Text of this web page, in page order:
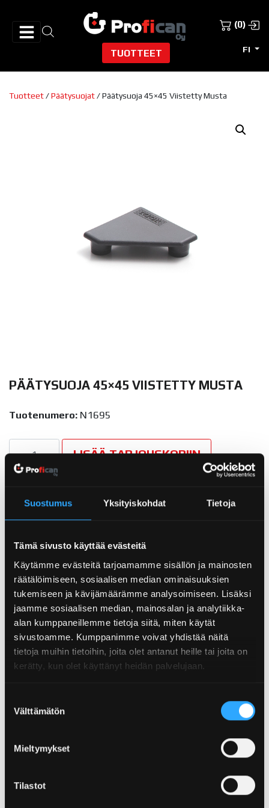
Suostumus Yksityiskohdat Tietoja
Tämä sivusto käyttää evästeitä
Käytämme evästeitä tarjoamamme sisällön ja mainosten
räätälöimiseen, sosiaalisen median ominaisuuksien
tukemiseen ja kävijämäärämme analysoimiseen. Lisäksi
jaamme sosiaalisen median, mainosalan ja analytiikka-
alan kumppaneillemme tietoja siitä, miten käytät
sivustoamme. Kumppanimme voivat yhdistää näitä
tietoja muihin tietoihin, joita olet antanut heille tai joita on
kerätty, kun olet käyttänyt heidän palvelujaan.
valinta
Välttämätön
Mieltymykset
Tilastot
TUOTTEET FI
(0)
Tuotteet/Päätysuojat/ Päätysuoja 45×45 Viistetty Musta
PÄÄTYSUOJA 45×45 VIISTETTY MUSTA
Tuotenumero: N1695
Päätysuoja 45x45 Viistetty Musta määrä
LISÄÄ TARJOUSKORIIN
tuotteelleN1695
STEP-TIEDOSTO ↷
Väri: musta